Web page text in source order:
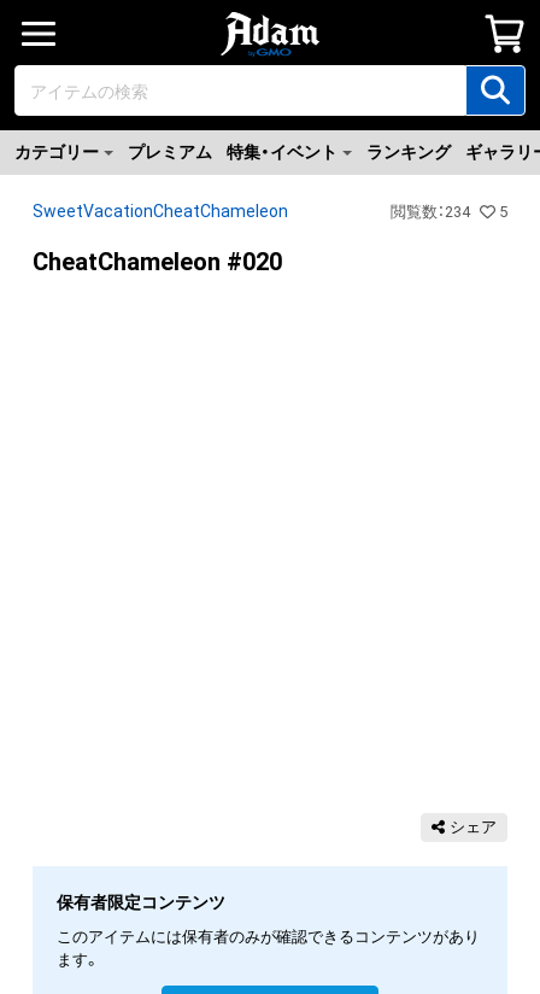
カテゴリー プレミアム 特集・イベント ランキング ギャラリ
SweetVacationCheatChameleon 閲覧数 ：234 5
CheatChameleon #020
シェア
保有者限定コンテンツ
このアイテムには保有者のみが確認できるコンテンツがあり
ます。